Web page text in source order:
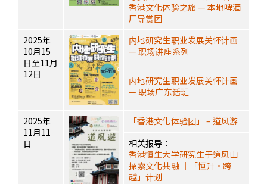
香港文化体验之旅 — 本地啤酒
厂导赏团
2025年
10月15
日至11月
12日
内地研究生职业发展关怀计画
— 职场讲座系列
内地研究生职业发展关怀计画
— 职场广东话班
2025年
11月11
日
「香港文化体验团」 – 道风游
相关报导：
香港恒生大学研究生于道风山
探索文化共融 ｜「恒升·跨
越」计划